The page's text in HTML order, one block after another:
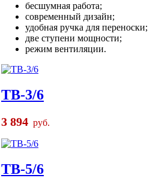
бесшумная работа;
современный дизайн;
удобная ручка для переноски;
две ступени мощности;
режим вентиляции.
ТВ-3/6
3 894 руб.
ТВ-5/6